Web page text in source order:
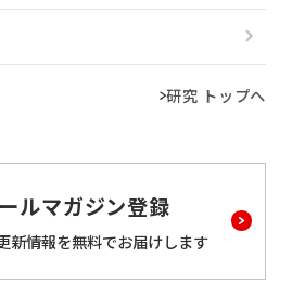
研究 トップへ
ルマガジン登録
新情報を無料でお届けします